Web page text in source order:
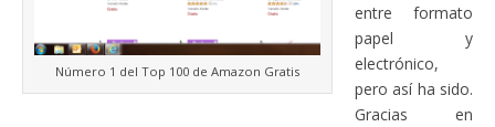
Número 1 del Top 100 de Amazon Gratis
entre formato
papel y
electrónico,
pero así ha sido.
Gracias en